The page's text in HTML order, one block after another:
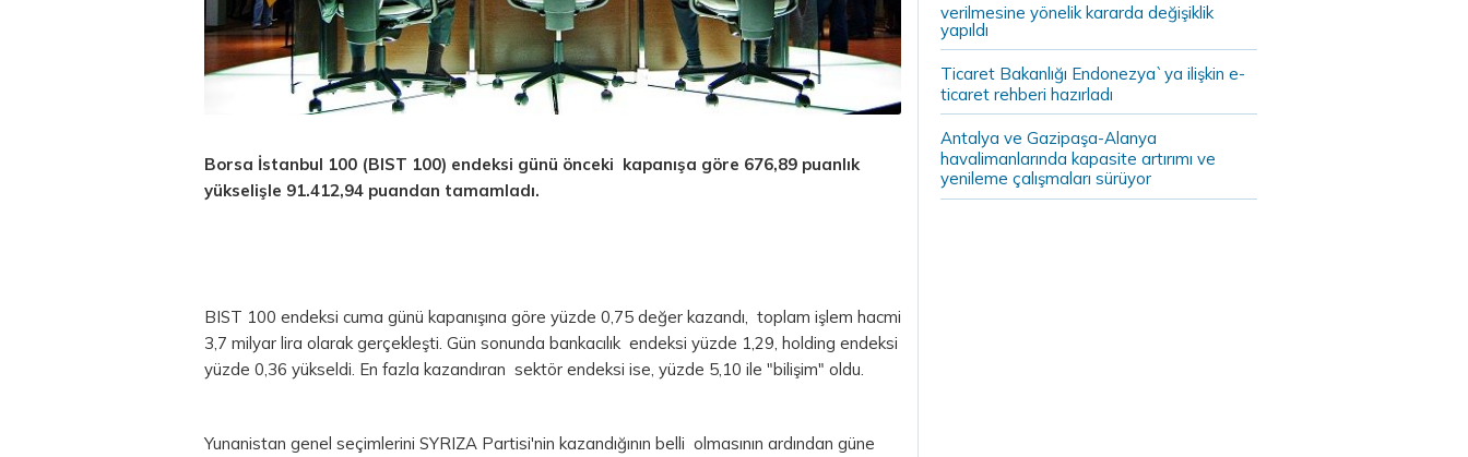
Borsa İstanbul 100 (BIST 100) endeksi günü önceki kapanışa göre 676,89 puanlık
yükselişle 91.412,94 puandan tamamladı.
BIST 100 endeksi cuma günü kapanışına göre yüzde 0,75 değer kazandı, toplam işlem hacmi
3,7 milyar lira olarak gerçekleşti. Gün sonunda bankacılık endeksi yüzde 1,29, holding endeksi
yüzde 0,36 yükseldi. En fazla kazandıran sektör endeksi ise, yüzde 5,10 ile "bilişim" oldu.
Yunanistan genel seçimlerini SYRIZA Partisi'nin kazandığının belli olmasının ardından güne
verilmesine yönelik kararda değişiklik
yapıldı
Ticaret Bakanlığı Endonezya`ya ilişkin e-
ticaret rehberi hazırladı
Antalya ve Gazipaşa-Alanya
havalimanlarında kapasite artırımı ve
yenileme çalışmaları sürüyor